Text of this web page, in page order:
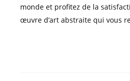
monde et profitez de la
œuvre d’art abstraite qui vous